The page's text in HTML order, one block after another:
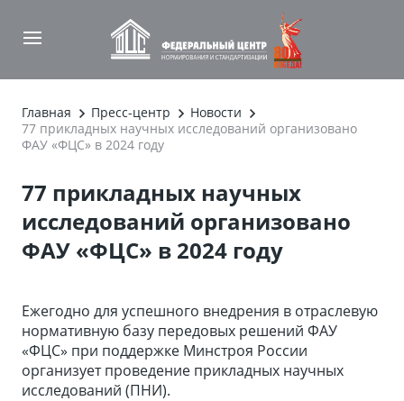
Главная Пресс-центр
Новости
77 прикладных научных исследований организовано
ФАУ «ФЦС» в 2024 году
77 прикладных научных
исследований организовано
ФАУ «ФЦС» в 2024 году
Ежегодно для успешного внедрения в отраслевую
нормативную базу передовых решений ФАУ
«ФЦС» при поддержке Минстроя России
организует проведение прикладных научных
исследований (ПНИ).